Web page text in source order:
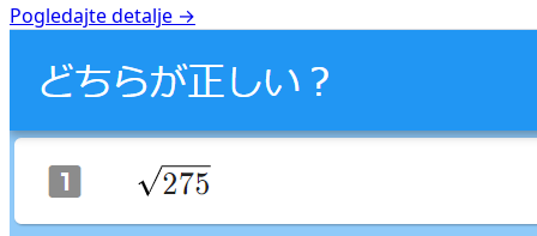
Pogledajte detalje →